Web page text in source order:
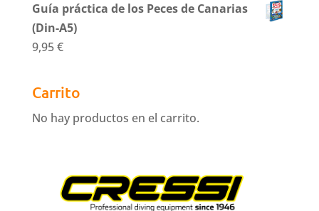
Guía práctica de los Peces de Canarias
(Din-A5)
9,95€
Carrito
No hay productos en el carrito.